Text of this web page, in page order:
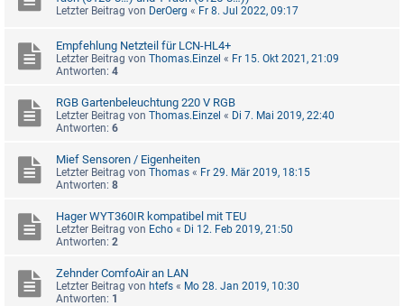
Letzter Beitrag von DerOerg « Fr 8. Jul 2022, 09:17
Empfehlung Netzteil für LCN-HL4+
Letzter Beitrag von Thomas.Einzel « Fr 15. Okt 2021, 21:09
Antworten: 4
RGB Gartenbeleuchtung 220 V RGB
Letzter Beitrag von Thomas.Einzel « Di 7. Mai 2019, 22:40
Antworten: 6
Mief Sensoren / Eigenheiten
Letzter Beitrag von Thomas « Fr 29. Mär 2019, 18:15
Antworten: 8
Hager WYT360IR kompatibel mit TEU
Letzter Beitrag von Echo « Di 12. Feb 2019, 21:50
Antworten: 2
Zehnder ComfoAir an LAN
Letzter Beitrag von htefs « Mo 28. Jan 2019, 10:30
Antworten: 1